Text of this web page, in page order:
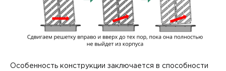
Особенность конструкции заключается в способности